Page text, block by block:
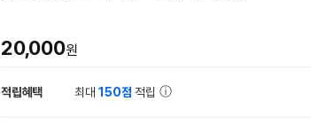
20,000원
적립혜택 최대150점 적립